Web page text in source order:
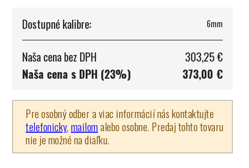
Dostupné kalibre: 6mm
Naša cena bez DPH
303,25 €
Naša cena s DPH (23%)
373,00 €
Pre osobný odber a viac informácií nás kontaktujte
telefonicky,mailomalebo osobne. Predaj tohto tovaru
nie je možné na diaľku.